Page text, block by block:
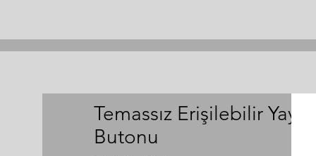
Temassız Erişilebilir Yaya
Butonu